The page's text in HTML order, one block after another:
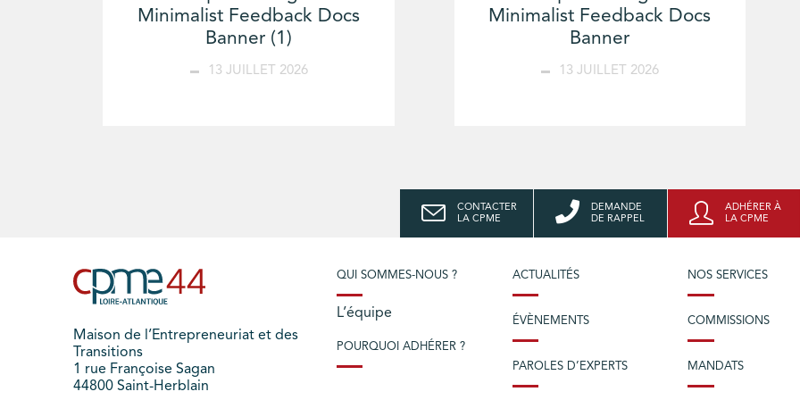
Minimalist Feedback Docs
Banner (1)
13 JUILLET 2026
Minimalist Feedback Docs
Banner
13 JUILLET 2026
CONTACTER
LA CPME
DEMANDE
DE RAPPEL
ADHÉRER À
LA CPME
Maison de l’Entrepreneuriat et des
Transitions
1 rue Françoise Sagan
44800 Saint-Herblain
QUI SOMMES-NOUS ?
L’équipe
POURQUOI ADHÉRER ?
ACTUALITÉS
ÉVÈNEMENTS
PAROLES D’EXPERTS
NOS SERVICES
COMMISSIONS
MANDATS